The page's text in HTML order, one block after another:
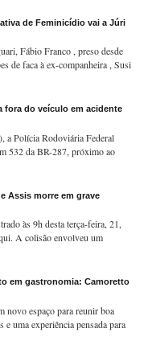
de Feminicídio vai a Júri
Fábio Franco , preso desde
de faca à ex-companheira , Susi
fora do veículo em acidente
a Polícia Rodoviária Federal
532 da BR-287, próximo ao
Assis morre em grave
às 9h desta terça-feira, 21,
A colisão envolveu um
em gastronomia: Camoretto
novo espaço para reunir boa
e uma experiência pensada para